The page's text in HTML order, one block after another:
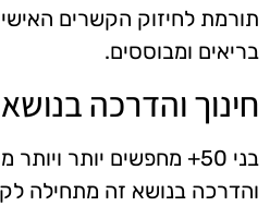
תורמת לחיזוק הקשרים
בריאים ומבוססים.
חינוך והדרכה
בני 50+ מחפשים יותר
והדרכה בנושא זה מתחילה